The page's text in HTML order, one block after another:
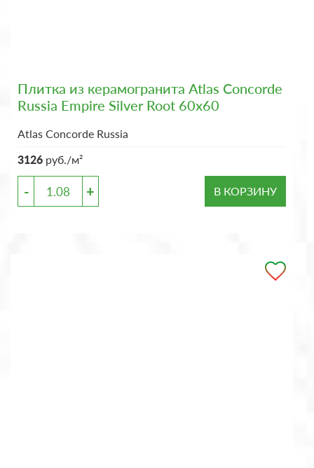
Плитка из керамогранита Atlas Concorde
Russia Empire Silver Root 60x60
Atlas Concorde Russia
3126 руб./м²
- + В КОРЗИНУ